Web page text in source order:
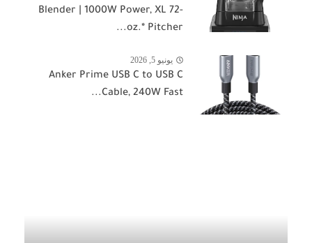
Blender | 1000W Power, XL 72-
oz.* Pitcher...
يونيو 5, 2026
Anker Prime USB C to USB C
Cable, 240W Fast...